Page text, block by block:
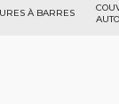
À BARRES